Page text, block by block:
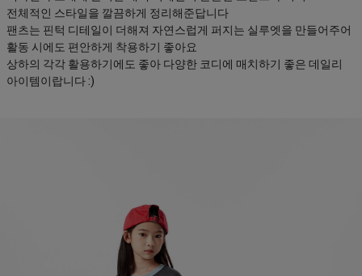
전체적인 스타일을 깔끔하게 정리해준답니다
팬츠는 핀턱 디테일이 더해져 자연스럽게 퍼지는 실루엣을 만들어주어
활동 시에도 편안하게 착용하기 좋아요
상하의 각각 활용하기에도 좋아 다양한 코디에 매치하기 좋은 데일리
아이템이랍니다 :)